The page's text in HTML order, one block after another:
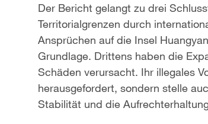
Der Bericht gelangt zu drei
Territorialgrenzen durch
Ansprüchen auf die Insel
Grundlage. Drittens haben die
Schäden verursacht. Ihr illegales
herausgefordert, sondern stelle
Stabilität und die